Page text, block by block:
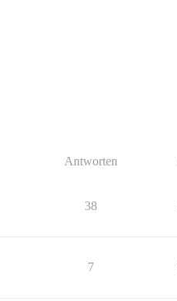
Antworten
38
7